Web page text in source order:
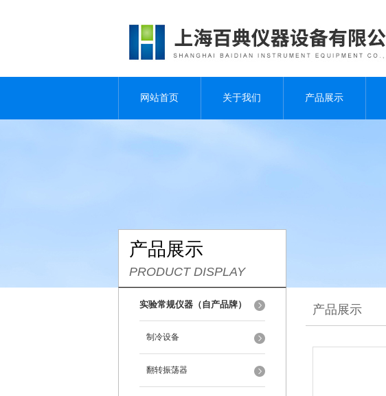
网站首页 关于我们 产品展示
产品展示
PRODUCT DISPLAY
实验常规仪器（自产品牌）
制冷设备
翻转振荡器
产品展示